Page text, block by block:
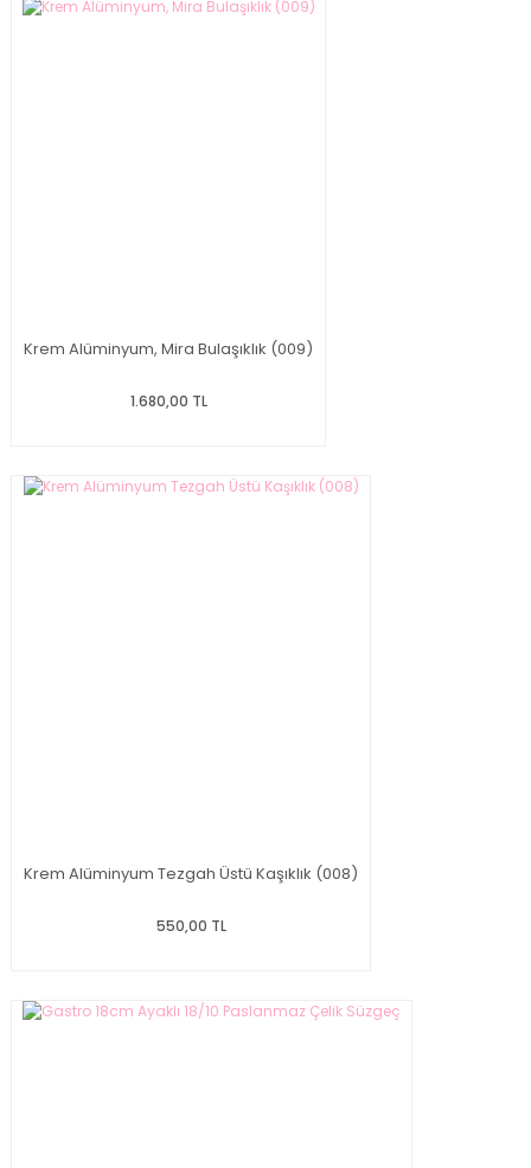
Krem Alüminyum, Mira Bulaşıklık (009)
1.680,00 TL
Krem Alüminyum Tezgah Üstü Kaşıklık (008)
550,00 TL